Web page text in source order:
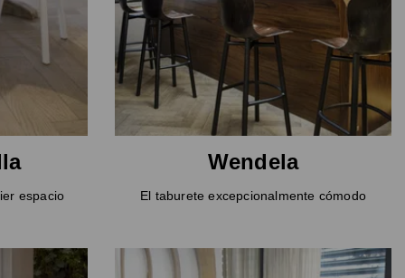
espacio
Wendela
El taburete excepcionalmente cómodo